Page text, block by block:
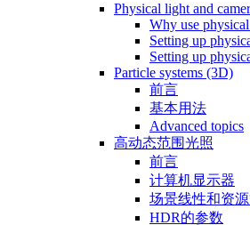
Physical light and
Why use
Setting up
Setting up
Particle systems (3D)
前言
基本用法
Advanced topics
高动态范围光照
前言
计算机显示器
场景线性和资
HDR的参数